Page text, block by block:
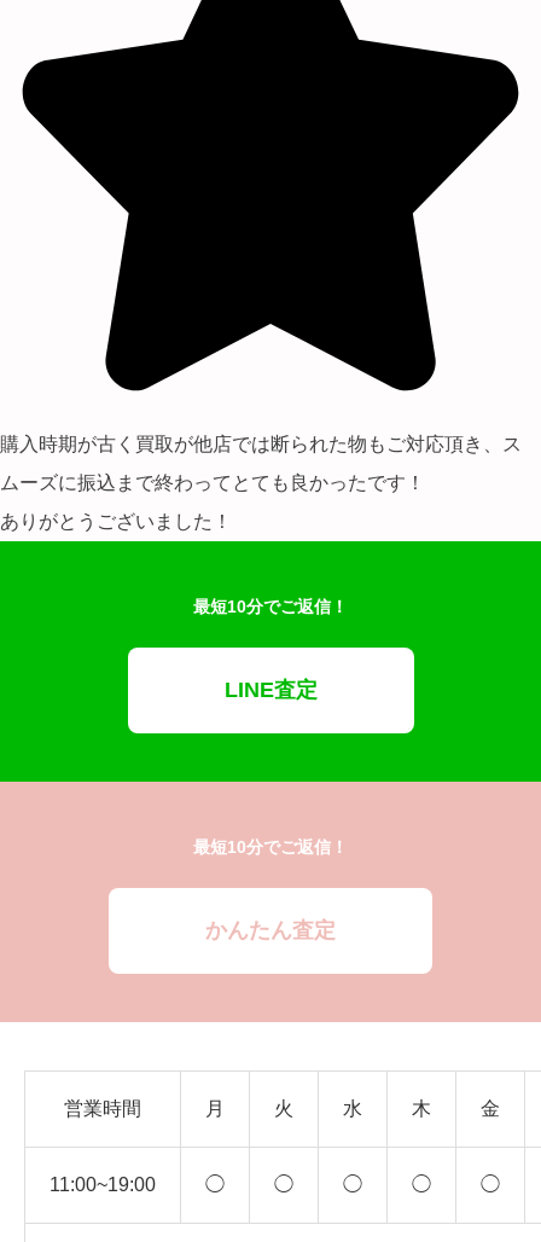
購入時期が古く買取が他店では断られた物もご対応頂き、ス
ムーズに振込まで終わってとても良かったです！
ありがとうございました！
最短10分でご返信！
LINE査定
最短10分でご返信！
かんたん査定
営業時間 月 火 水 木 金
11:00~19:00 ◯ ◯ ◯ ◯ ◯